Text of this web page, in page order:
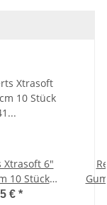
Xtrasoft 6"
10 Stück
glitter/
€ *